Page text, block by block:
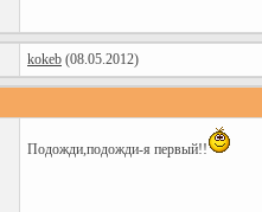
kokeb (08.05.2012)
Подожди,подожди-я первый!!